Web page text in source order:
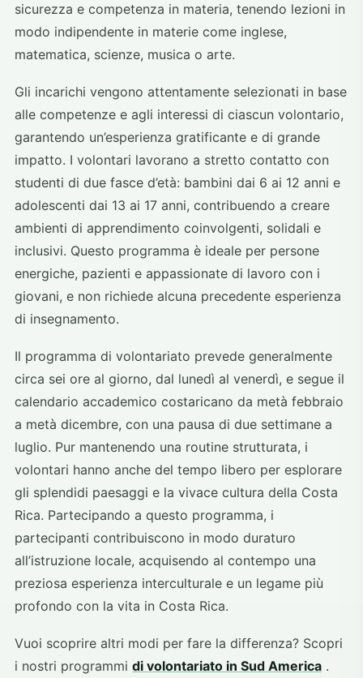
sicurezza e competenza in materia, tenendo lezioni in
modo indipendente in materie come inglese,
matematica, scienze, musica o arte.
Gli incarichi vengono attentamente selezionati in base
alle competenze e agli interessi di ciascun volontario,
garantendo un’esperienza gratificante e di grande
impatto. I volontari lavorano a stretto contatto con
studenti di due fasce d’età: bambini dai 6 ai 12 anni e
adolescenti dai 13 ai 17 anni, contribuendo a creare
ambienti di apprendimento coinvolgenti, solidali e
inclusivi. Questo programma è ideale per persone
energiche, pazienti e appassionate di lavoro con i
giovani, e non richiede alcuna precedente esperienza
di insegnamento.
Il programma di volontariato prevede generalmente
circa sei ore al giorno, dal lunedì al venerdì, e segue il
calendario accademico costaricano da metà febbraio
a metà dicembre, con una pausa di due settimane a
luglio. Pur mantenendo una routine strutturata, i
volontari hanno anche del tempo libero per esplorare
gli splendidi paesaggi e la vivace cultura della Costa
Rica. Partecipando a questo programma, i
partecipanti contribuiscono in modo duraturo
all’istruzione locale, acquisendo al contempo una
preziosa esperienza interculturale e un legame più
profondo con la vita in Costa Rica.
Vuoi scoprire altri modi per fare la differenza? Scopri
i nostri programmi di volontariato in Sud America .